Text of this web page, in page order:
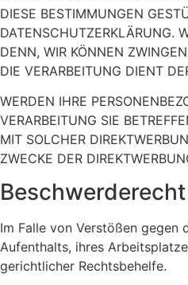
DIESE BESTIMMUNGEN
DATENSCHUTZERKLÄRUNG.
DENN, WIR KÖNNEN
DIE VERARBEITUNG DIENT
WERDEN IHRE
VERARBEITUNG SIE
MIT SOLCHER
ZWECKE DER
Im Falle von Verstößen gegen
Aufenthalts, ihres
gerichtlicher Rechtsbehelfe.